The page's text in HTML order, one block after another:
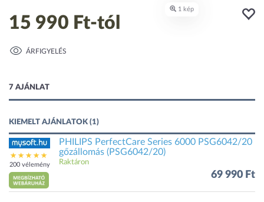
15 990 Ft-tól
ÁRFIGYELÉS
7 AJÁNLAT
KIEMELT AJÁNLATOK (1)
200 vélemény
PHILIPS PerfectCare Series 6000 PSG6042/20
gőzállomás (PSG6042/20)
Raktáron
69 990 Ft